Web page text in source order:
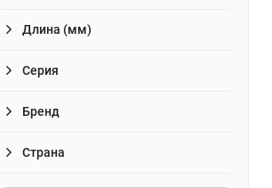
Длина (мм)
Серия
Бренд
Страна